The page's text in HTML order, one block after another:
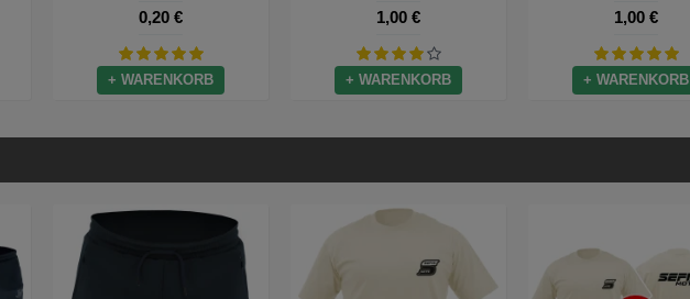
0,20 €
+ WARENKORB
1,00 €
+ WARENKORB
1,00 €
+ WARENKORB